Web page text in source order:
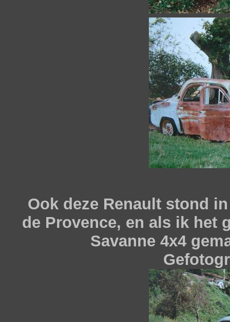
Ook deze Renault stond
de Provence, en als ik het
Savanne 4x4